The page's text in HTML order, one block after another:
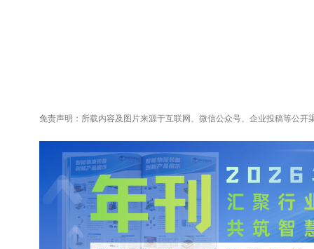
免责声明：所载内容及图片来源于互联网、微信公众号、企业投稿等公